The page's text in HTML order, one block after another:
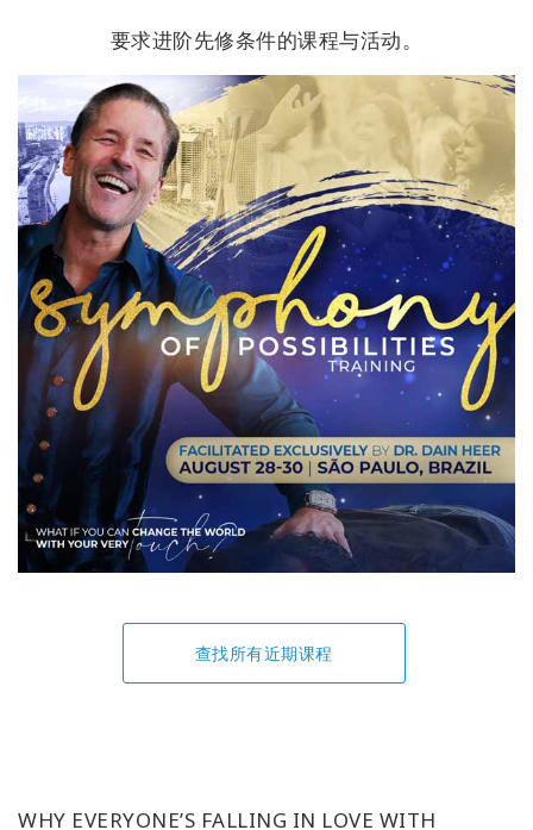
要求进阶先修条件的课程与活动。
查找所有近期课程
WHY EVERYONE’S FALLING IN LOVE WITH